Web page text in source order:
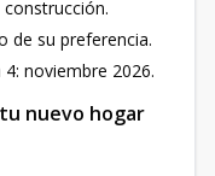
de su preferencia.
noviembre 2026.
nuevo hogar